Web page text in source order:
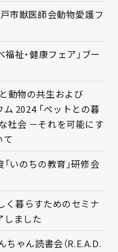
戸市獣医師会動物愛護フ
福祉・健康フェア」ブー
動物の共生および
2024 「ペットとの暮
社会 －それを可能にす
て
「いのちの教育」研修会
く暮らすためのセミナ
しました
ゃん読書会（R.E.A.D.